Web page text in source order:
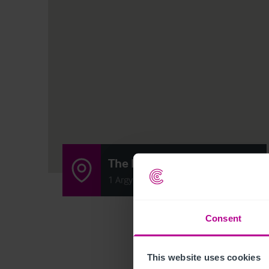
Consent
This website uses cookies
The Hole in the Wa'
1 Argyle Street, Greenock PA15 1XA